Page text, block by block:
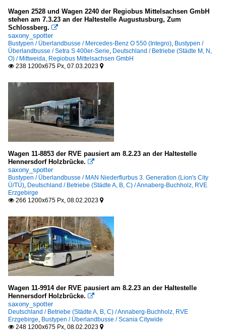
Wagen 2528 und Wagen 2240 der Regiobus Mittelsachsen GmbH
stehen am 7.3.23 an der Haltestelle Augustusburg, Zum
Schlossberg. 
saxony_spotter
Bustypen / Überlandbusse / Mercedes-Benz O 550 (Integro), Bustypen /
Überlandbusse / Setra S 400er-Serie, Deutschland / Betriebe (Städte M, N,
O) / Mittweida, Regiobus Mittelsachsen GmbH
 238 1200x675 Px, 07.03.2023 
Wagen 11-8853 der RVE pausiert am 8.2.23 an der Haltestelle
Hennersdorf Holzbrücke. 
saxony_spotter
Bustypen / Überlandbusse / MAN Niederflurbus 3. Generation (Lion's City
Ü/TÜ), Deutschland / Betriebe (Städte A, B, C) / Annaberg-Buchholz, RVE
Erzgebirge
 266 1200x675 Px, 08.02.2023 
Wagen 11-9914 der RVE pausiert am 8.2.23 an der Haltestelle
Hennersdorf Holzbrücke. 
saxony_spotter
Deutschland / Betriebe (Städte A, B, C) / Annaberg-Buchholz, RVE
Erzgebirge, Bustypen / Überlandbusse / Scania Citywide
 248 1200x675 Px, 08.02.2023 